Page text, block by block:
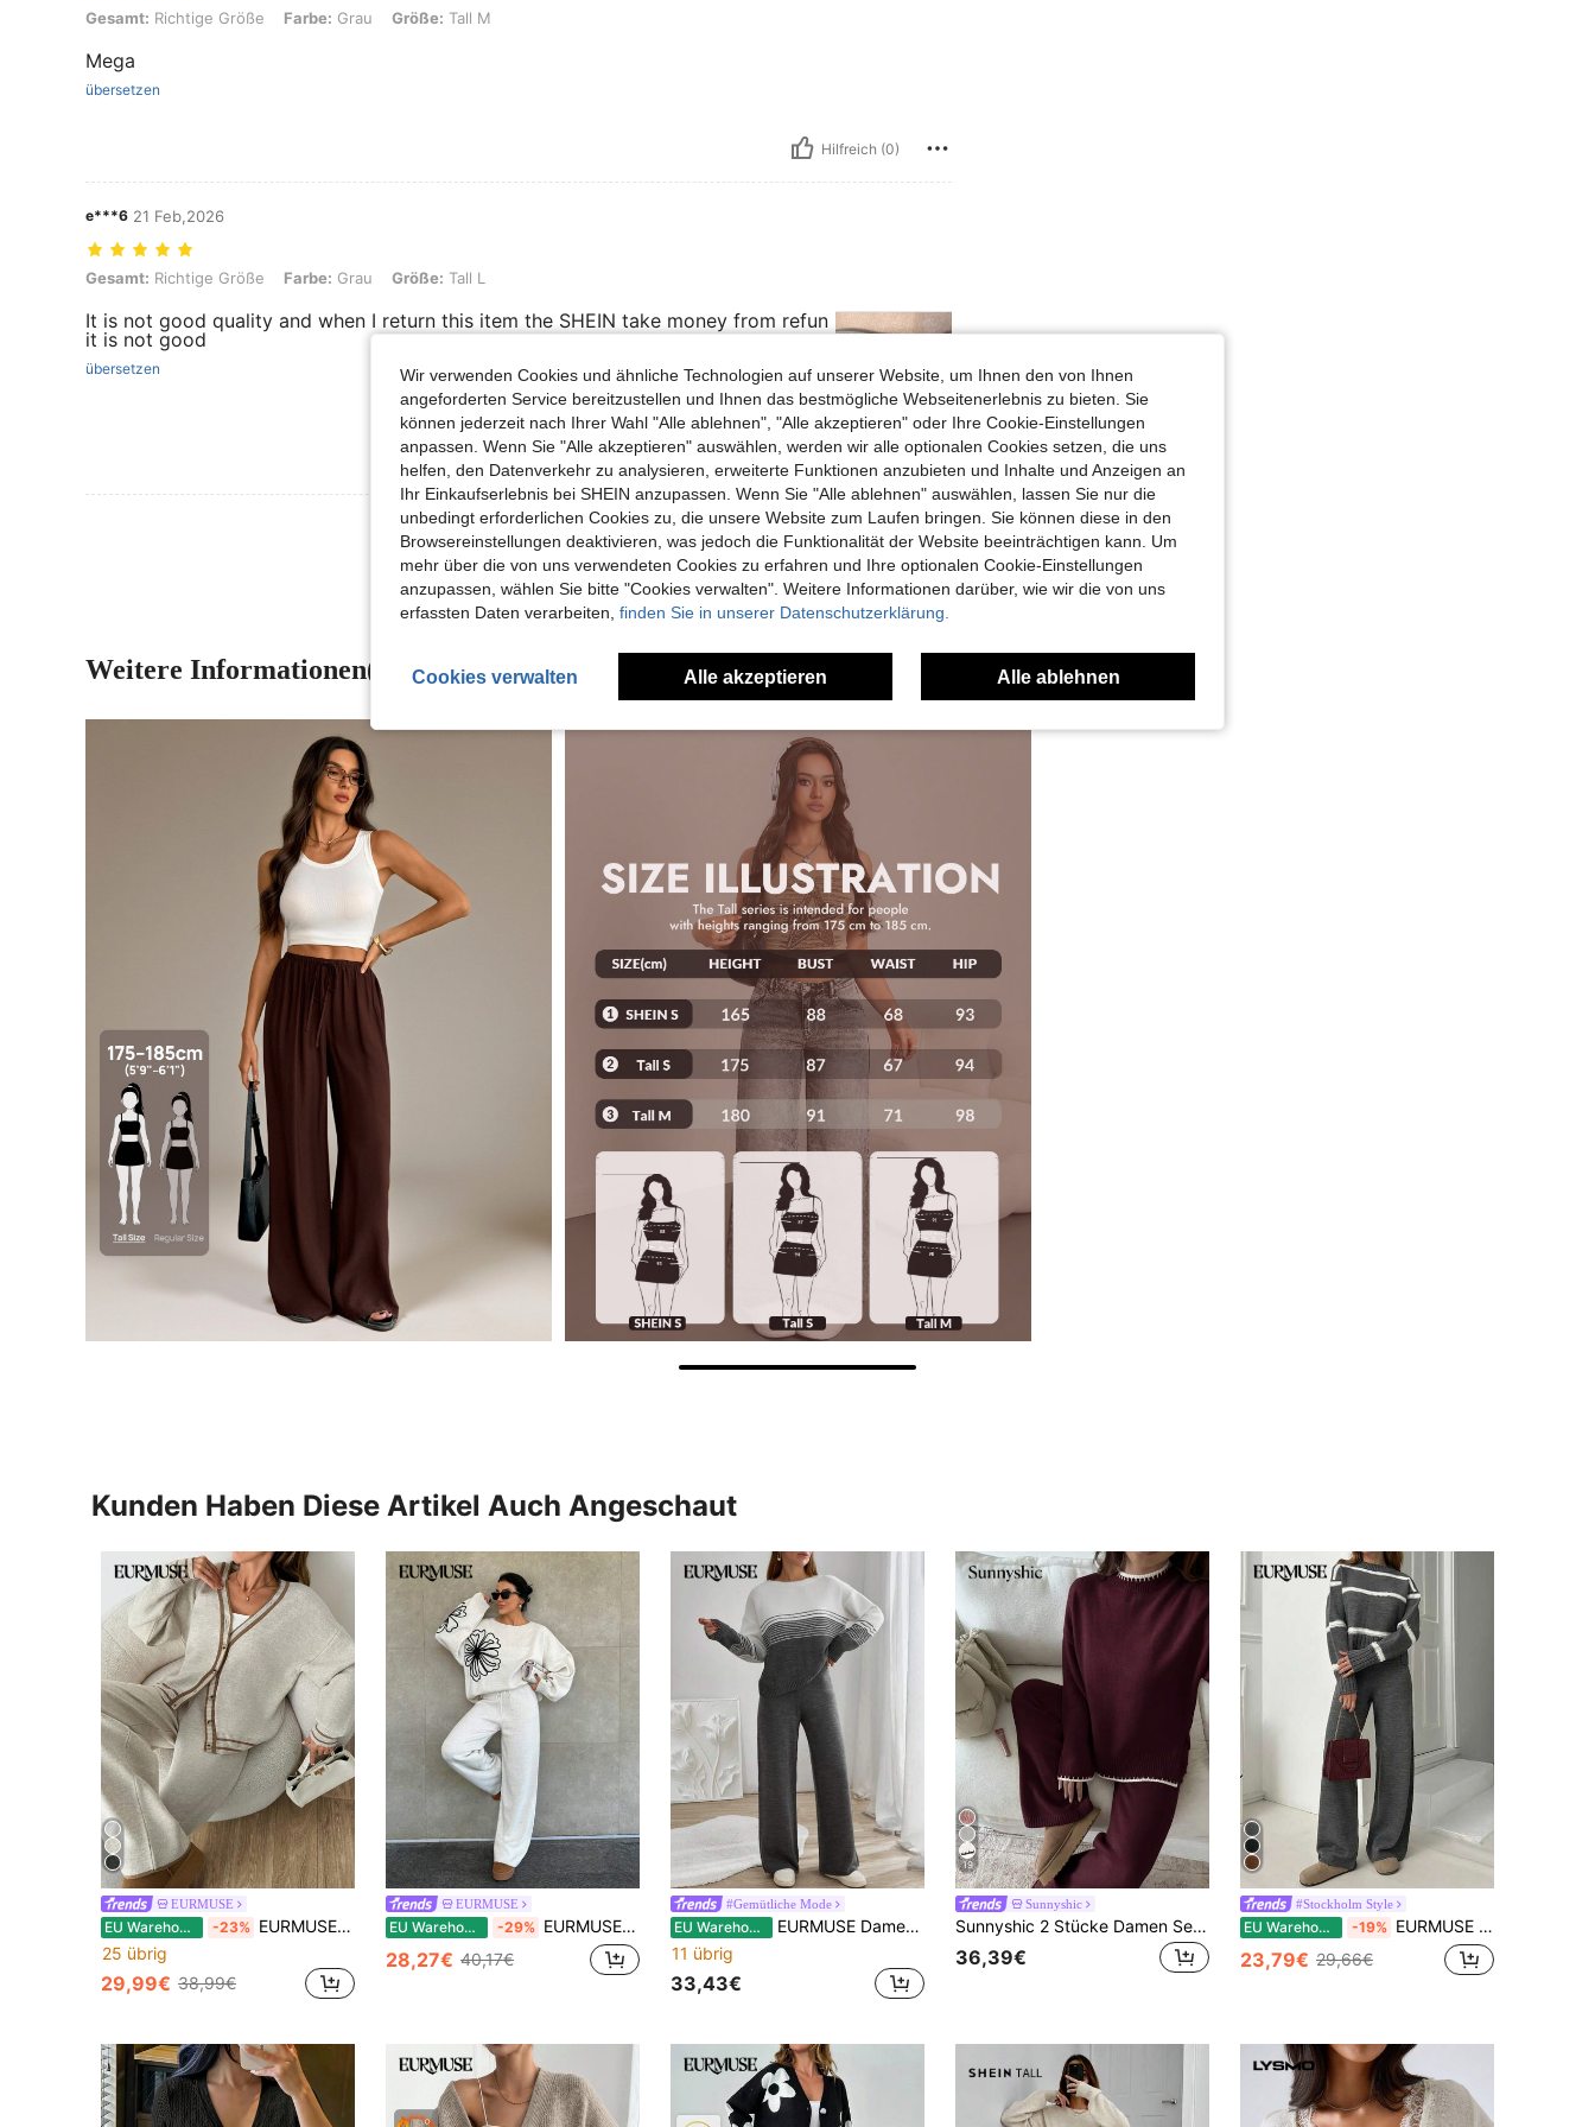
Gesamt: Richtige Größe, Farbe: Grau, Größe: Tall M
Gesamt: Richtige Größe Farbe: Grau Größe: Tall M
Mega
übersetzen
Hilfreich (0)
e***6 21 Feb,2026
Gesamt: Richtige Größe, Farbe: Grau, Größe: Tall L
Gesamt: Richtige Größe Farbe: Grau Größe: Tall L
It is not good quality and when I return this item the SHEIN take money from refun
it is not good
übersetzen
Hilfreich (1)
Mehr Bewertungen Ansehen
Weitere Informationen(2)
Kunden Haben Diese Artikel Auch Angeschaut
EURMUSE
EU Warehouse -23% EURMUSE Damen Beige Zweiteiler Loungewear Set mit V-Ausschnitt Knopfleiste Oberteil und High-Waist Hose, braune Kontrastdetails
25 übrig
29,99€ 38,99€
EURMUSE
EU Warehouse -29% EURMUSE Damen Zweiteiler aus einfarbigem Pullover mit Blumenmuster und rundem Ausschnitt mit Drop-Shoulder sowie Sweathose
28,27€ 40,17€
#Gemütliche Mode
EU Warehouse
EURMUSE Damen Set mit weitem Rundhals gestreiftem Strickpullover und gemütlicher Strickpullover-Hose, 2 Stücke
11 übrig
33,43€
19
Sunnyshic
Sunnyshic 2 Stücke Damen Set aus Pullover mit Kontrastbesatz an den Ärmeln und Hose
36,39€
#Stockholm Style
EU Warehouse -19% EURMUSE Damen 2 Stücke Set bestehend aus Strickpullover mit hohem Kragen mit Streifenmuster und kuscheliger Strickpflegehose
23,79€ 29,66€
Wir verwenden Cookies und ähnliche Technologien auf unserer Website, um Ihnen den von Ihnen
angeforderten Service bereitzustellen und Ihnen das bestmögliche Webseitenerlebnis zu bieten. Sie
können jederzeit nach Ihrer Wahl "Alle ablehnen", "Alle akzeptieren" oder Ihre Cookie-Einstellungen
anpassen. Wenn Sie "Alle akzeptieren" auswählen, werden wir alle optionalen Cookies setzen, die uns
helfen, den Datenverkehr zu analysieren, erweiterte Funktionen anzubieten und Inhalte und Anzeigen an
Ihr Einkaufserlebnis bei SHEIN anzupassen. Wenn Sie "Alle ablehnen" auswählen, lassen Sie nur die
unbedingt erforderlichen Cookies zu, die unsere Website zum Laufen bringen. Sie können diese in den
Browsereinstellungen deaktivieren, was jedoch die Funktionalität der Website beeinträchtigen kann. Um
mehr über die von uns verwendeten Cookies zu erfahren und Ihre optionalen Cookie-Einstellungen
anzupassen, wählen Sie bitte "Cookies verwalten". Weitere Informationen darüber, wie wir die von uns
erfassten Daten verarbeiten, finden Sie in unserer Datenschutzerklärung.
Cookies verwalten Alle akzeptieren Alle ablehnen